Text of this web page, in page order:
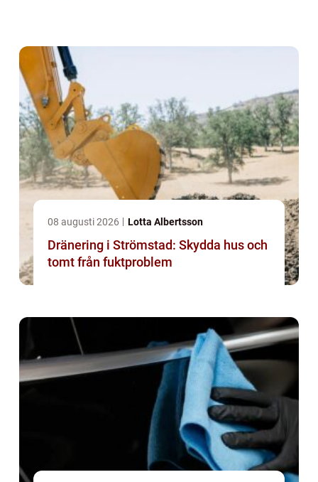
08 augusti 2026 Lotta Albertsson
Dränering i Strömstad: Skydda hus och
tomt från fuktproblem